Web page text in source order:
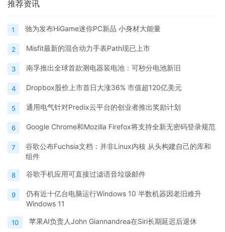
推荐资讯
1 驰为发布HiGame迷你PC新品 小身材大能量
2 Misfit最新的混合动力手表Path现已上市
3 南孚推出全球首款测电器装电池：可秒分电池新旧
4 Dropbox股价上市首日大涨36% 市值超120亿美元
5 通用电气针对Predix云平台的创业者推出奖励计划
6 Google Chrome和Mozilla Firefox将支持全新无密码登录规范
7
谷歌公布Fuchsia文档：并非Linux内核 从头构建自己的库和
组件
8 谷歌手机应用可直接过滤语音垃圾邮件
9
仍有近十亿台电脑运行Windows 10 半数机器因老旧难升
Windows 11
10 苹果AI负责人John Giannandrea在Siri长期延迟后退休